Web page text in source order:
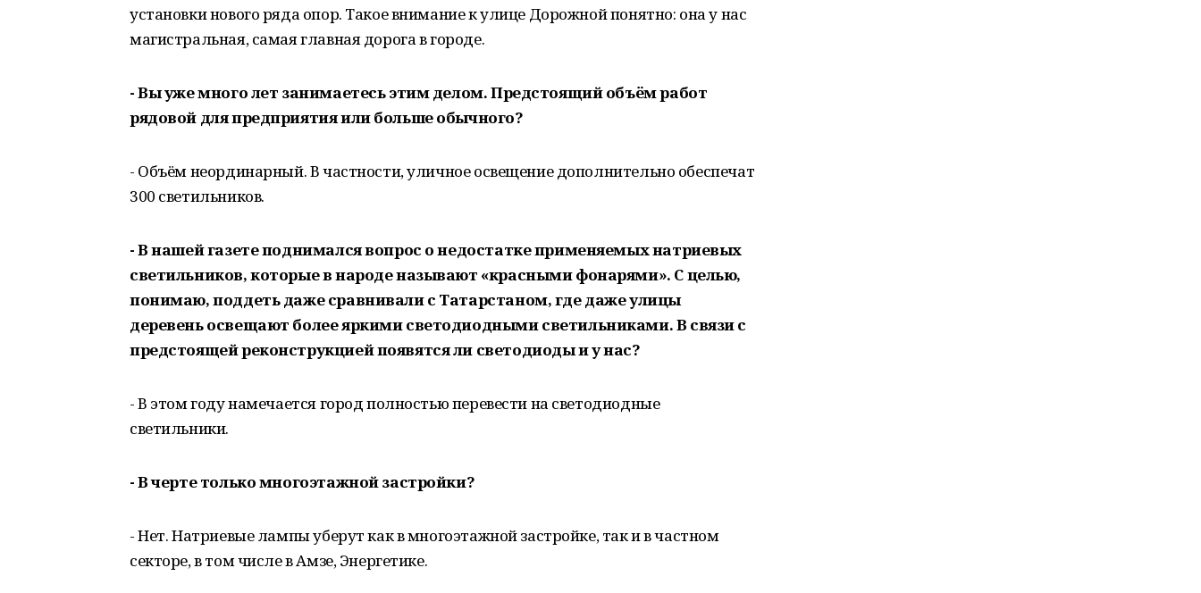
установки нового ряда опор. Такое внимание к улице Дорожной понятно: она у нас
магистральная, самая главная дорога в городе.
- Вы уже много лет занимаетесь этим делом. Предстоящий объём работ
рядовой для предприятия или больше обычного?
- Объём неординарный. В частности, уличное освещение дополнительно обеспечат
300 светильников.
- В нашей газете поднимался вопрос о недостатке применяемых натриевых
светильников, которые в народе называют «красными фонарями». С целью,
понимаю, поддеть даже сравнивали с Татарстаном, где даже улицы
деревень освещают более яркими светодиодными светильниками. В связи с
предстоящей реконструкцией появятся ли светодиоды и у нас?
- В этом году намечается город полностью перевести на светодиодные
светильники.
- В черте только многоэтажной застройки?
- Нет. Натриевые лампы уберут как в многоэтажной застройке, так и в частном
секторе, в том числе в Амзе, Энергетике.